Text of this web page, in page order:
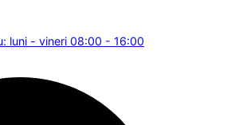
luni - vineri 08:00 - 16:00